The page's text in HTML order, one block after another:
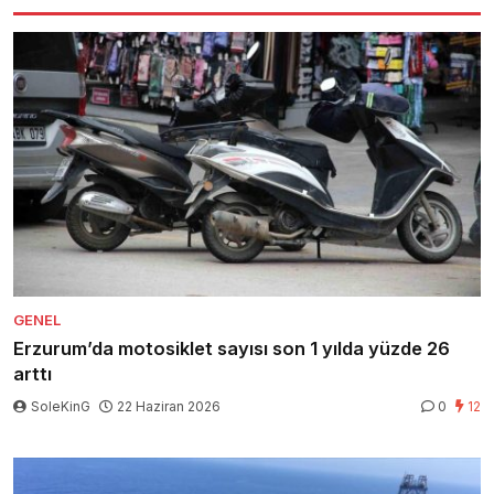
GENEL
Erzurum’da motosiklet sayısı son 1 yılda yüzde 26
arttı
SoleKinG 22 Haziran 2026 0 12